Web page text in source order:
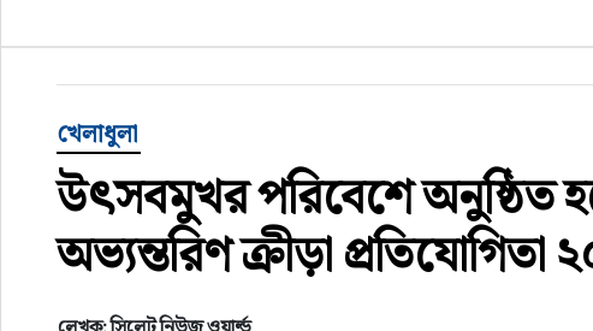
আন্তর্জাতিক
গণমাধ্যম
প্রবাস
সারাদেশ
খেলাধুলা
উৎসবমুখর পরিবেশে অনুষ্ঠিত
অভ্যন্তরিণ ক্রীড়া প্রতিযোগিতা